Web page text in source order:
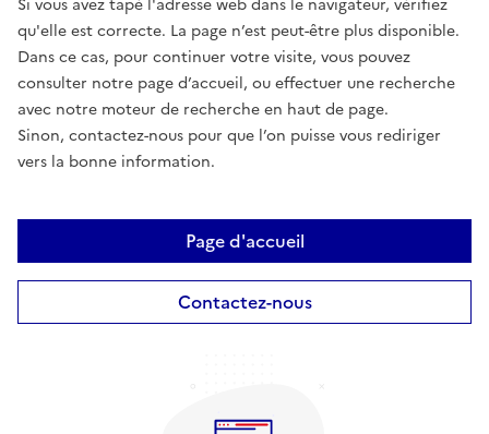
Si vous avez tapé l'adresse web dans le navigateur, vérifiez
qu'elle est correcte. La page n’est peut-être plus disponible.
Dans ce cas, pour continuer votre visite, vous pouvez
consulter notre page d’accueil, ou effectuer une recherche
avec notre moteur de recherche en haut de page.
Sinon, contactez-nous pour que l’on puisse vous rediriger
vers la bonne information.
Page d'accueil
Contactez-nous